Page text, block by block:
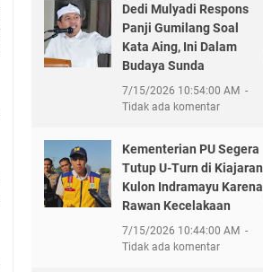
Dedi Mulyadi Respons
Panji Gumilang Soal
Kata Aing, Ini Dalam
Budaya Sunda
7/15/2026 10:54:00 AM
Tidak ada komentar
Kementerian PU Segera
Tutup U-Turn di Kiajaran
Kulon Indramayu Karena
Rawan Kecelakaan
7/15/2026 10:44:00 AM
Tidak ada komentar